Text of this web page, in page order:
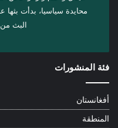
البث
فئة المنشورات
أفغانستان
المنطقة